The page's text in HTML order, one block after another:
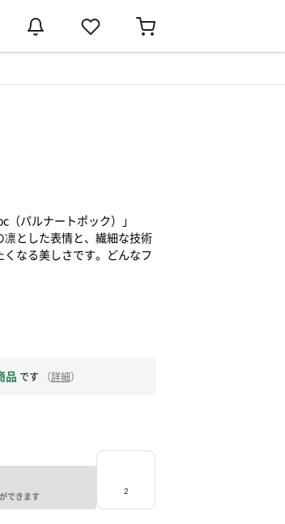
パルナートポック）」
とした表情と、繊細な技術
なる美しさです。どんなフ
品 です （詳細）
できます